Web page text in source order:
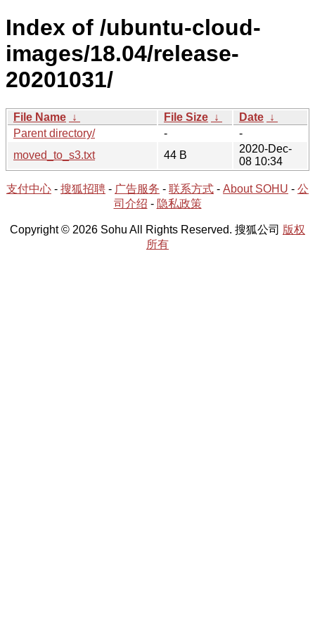
Index of /ubuntu-cloud-
images/18.04/release-
20201031/
File Name ↓ File Size ↓ Date ↓
Parent directory/
-
-
moved_to_s3.txt
44 B
2020-Dec-
08 10:34
支付中心 - 搜狐招聘 - 广告服务 - 联系方式 - About SOHU - 公
司介绍 - 隐私政策
Copyright © 2026 Sohu All Rights Reserved. 搜狐公司 版权
所有